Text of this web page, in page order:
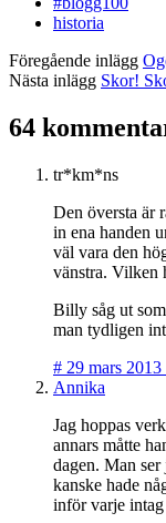
historia
Föregående inlägg
Nästa inlägg Skor!
64
tr*km*ns
Den översta är
in ena handen
väl vara den
vänstra. Vilken
Billy såg ut
man tydligen
# 29 mars
Annika
Jag hoppas
annars måtte
dagen. Man
kanske hade
inför varje